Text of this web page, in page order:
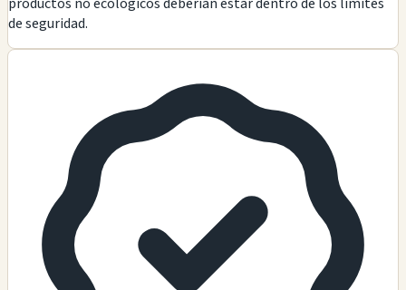
de seguridad.